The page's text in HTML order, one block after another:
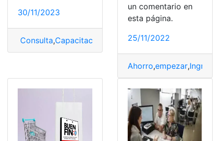
30/11/2023
Consulta,Capacitación formulario ,necesidades
un comentario en
esta página.
25/11/2022
Ahorro,empezar,